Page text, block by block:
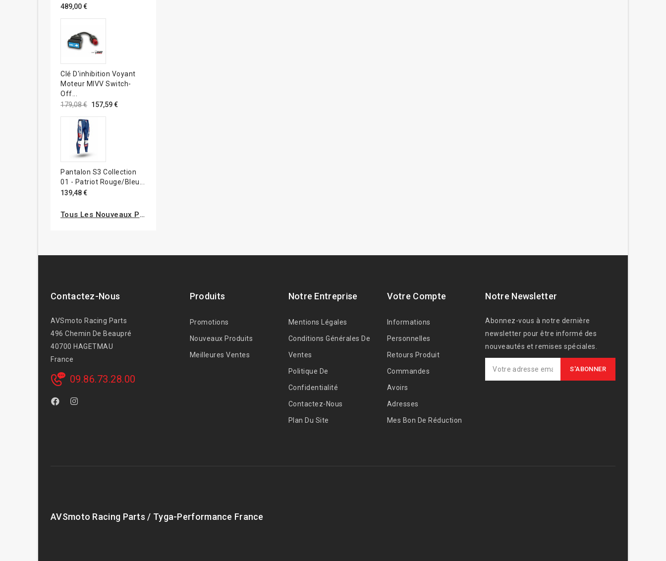
489,00 €
Clé D'inhibition Voyant
Moteur MIVV Switch-
Off...
179,08 € 157,59 €
Pantalon S3 Collection
01 - Patriot Rouge/bleu...
139,48 €
Tous Les Nouveaux Produits
Contactez-Nous
AVSmoto Racing Parts
496 Chemin De Beaupré
40700 HAGETMAU
France
09.86.73.28.00
Produits
Promotions
Nouveaux Produits
Meilleures Ventes
Notre Entreprise
Mentions Légales
Conditions Générales De
Ventes
Politique De
Confidentialité
Contactez-Nous
Plan Du Site
Votre Compte
Informations
Personnelles
Retours Produit
Commandes
Avoirs
Adresses
Mes Bon De Réduction
Notre Newsletter
Abonnez-vous à notre dernière
newsletter pour être informé des
nouveautés et remises spéciales.
AVSmoto Racing Parts / Tyga-Performance France